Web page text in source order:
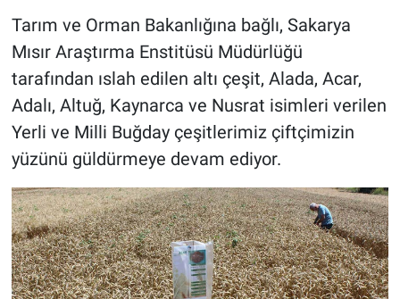
olabilir” uyarısı
Tarım ve Orman Bakanlığına bağlı, Sakarya
Mısır Araştırma Enstitüsü Müdürlüğü
tarafından ıslah edilen altı çeşit, Alada, Acar,
Adalı, Altuğ, Kaynarca ve Nusrat isimleri verilen
Yerli ve Milli Buğday çeşitlerimiz çiftçimizin
yüzünü güldürmeye devam ediyor.